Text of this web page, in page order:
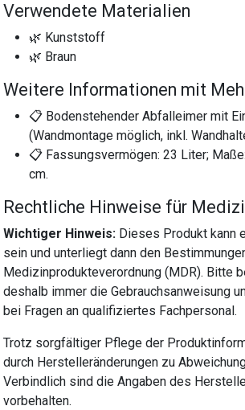
Verwendete Materialien
🌿 Kunststoff
🌿 Braun
Weitere Informationen mit
📋 Bodenstehender Abfalleimer mit
(Wandmontage möglich, inkl.
📋 Fassungsvermögen: 23 Liter;
cm.
Rechtliche Hinweise für
Wichtiger Hinweis: Dieses Produkt kann
sein und unterliegt dann den
Medizinprodukteverordnung (MDR). Bitte
deshalb immer die Gebrauchsanweisung
bei Fragen an qualifiziertes Fachpersonal.
Trotz sorgfältiger Pflege der
durch Herstelleränderungen zu
Verbindlich sind die Angaben des
vorbehalten.